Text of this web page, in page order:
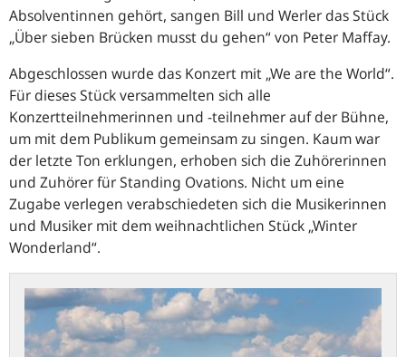
Absolventinnen gehört, sangen Bill und Werler das Stück
„Über sieben Brücken musst du gehen“ von Peter Maffay.
Abgeschlossen wurde das Konzert mit „We are the World“.
Für dieses Stück versammelten sich alle
Konzertteilnehmerinnen und -teilnehmer auf der Bühne,
um mit dem Publikum gemeinsam zu singen. Kaum war
der letzte Ton erklungen, erhoben sich die Zuhörerinnen
und Zuhörer für Standing Ovations. Nicht um eine
Zugabe verlegen verabschiedeten sich die Musikerinnen
und Musiker mit dem weihnachtlichen Stück „Winter
Wonderland“.
Stadt
Hachenburg